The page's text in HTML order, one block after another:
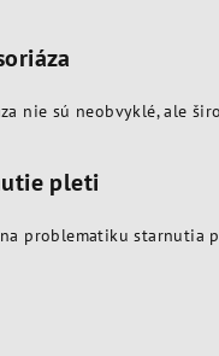
nie sú neobvyklé, ale
pleti
na problematiku starnutia